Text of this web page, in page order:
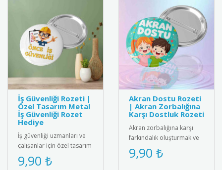
İş Güvenliği Rozeti |
Özel Tasarım Metal
İş Güvenliği Rozet
Hediye
İş güvenliği uzmanları ve
çalışanlar için özel tasarım
metal iş güvenliği rozeti.
Yüksek kaliteli me..
9,90 ₺
Akran Dostu Rozeti
| Akran Zorbalığına
Karşı Dostluk Rozeti
Akran zorbalığına karşı
farkındalık oluşturmak ve
akran dostluğunu teşvik
etmek için tasarlanmış
9,90 ₺